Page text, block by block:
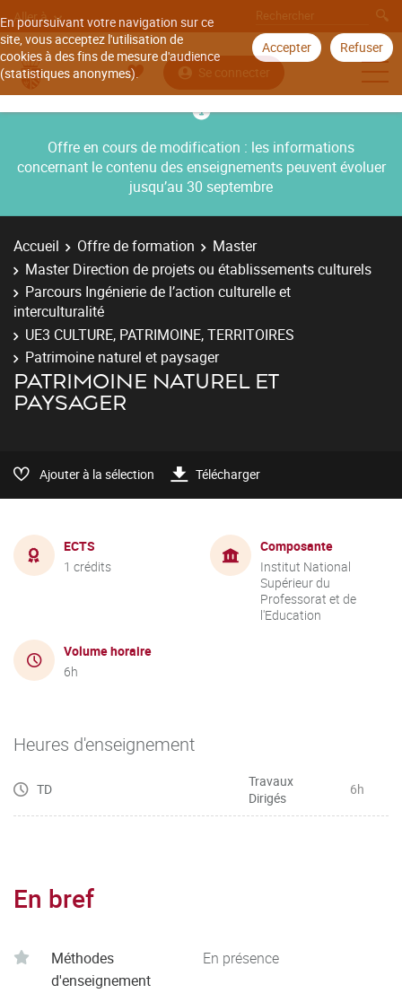
En poursuivant votre navigation sur ce
site, vous acceptez l'utilisation de
cookies à des fins de mesure d'audience
(statistiques anonymes).
Accepter Refuser
Aller à
Se connecter
Offre en cours de modification : les informations
concernant le contenu des enseignements peuvent évoluer
jusqu’au 30 septembre
Accueil Offre de formation
Master
Master Direction de projets ou établissements culturels
Parcours Ingénierie de l’action culturelle et
interculturalité
UE3 CULTURE, PATRIMOINE, TERRITOIRES
Patrimoine naturel et paysager
PATRIMOINE NATUREL ET
PAYSAGER
Ajouter à la sélection Télécharger
ECTS
1 crédits
Composante
Institut National
Supérieur du
Professorat et de
l'Education
Volume horaire
6h
Heures d'enseignement
TD
Travaux
Dirigés
6h
En bref
Méthodes
d'enseignement
En présence